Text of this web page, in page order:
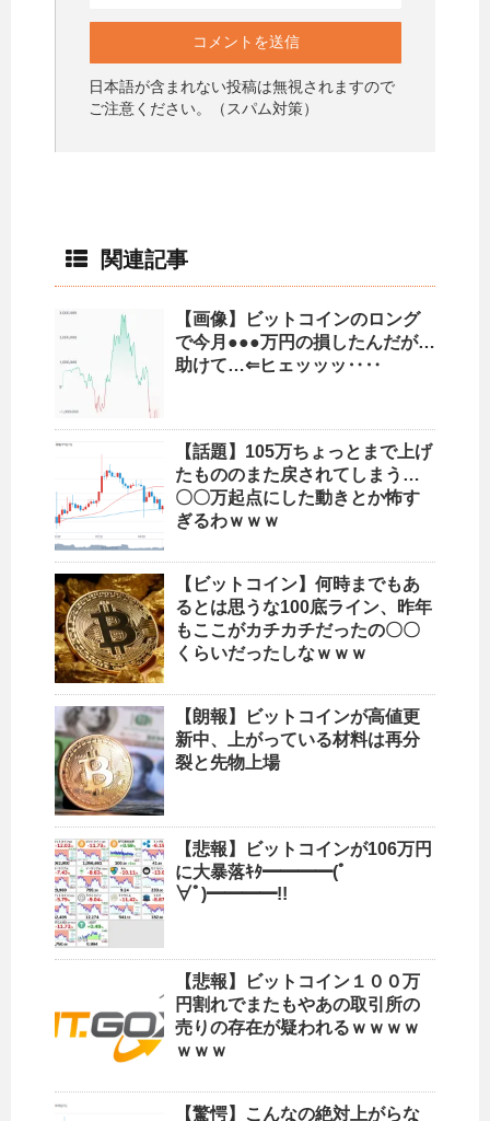
日本語が含まれない投稿は無視されますので
ご注意ください。（スパム対策）
関連記事
【画像】ビットコインのロング
で今月●●●万円の損したんだが…
助けて…⇐ヒェッッッ‥‥
【話題】105万ちょっとまで上げ
たもののまた戻されてしまう…
〇〇万起点にした動きとか怖す
ぎるわｗｗｗ
【ビットコイン】何時までもあ
るとは思うな100底ライン、昨年
もここがカチカチだったの〇〇
くらいだったしなｗｗｗ
【朗報】ビットコインが高値更
新中、上がっている材料は再分
裂と先物上場
【悲報】ビットコインが106万円
に大暴落ｷﾀ━━━━(ﾟ
∀ﾟ)━━━━!!
【悲報】ビットコイン１００万
円割れでまたもやあの取引所の
売りの存在が疑われるｗｗｗｗ
ｗｗｗ
【驚愕】こんなの絶対上がらな